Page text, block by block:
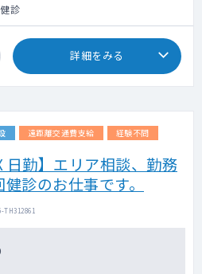
診
詳細をみる
遠距離交通費支給 経験不問
日勤】エリア相談、勤務
診のお仕事です。
TH312861